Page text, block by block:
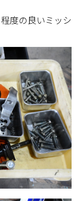
度の良いミッシ